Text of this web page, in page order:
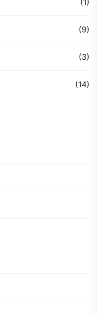
(1)
(9)
(3)
(14)